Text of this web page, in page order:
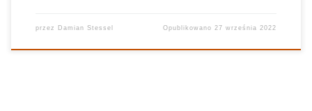
przez Damian Stessel Opublikowano 27 września 2022